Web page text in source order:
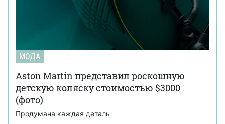
МОДА
Aston Martin представил роскошную
детскую коляску стоимостью $3000
(фото)
Продумана каждая деталь